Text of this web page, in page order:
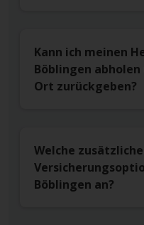
Kann ich meinen
Böblingen
Ort zurückgeben?
Welche
Böblingen an?